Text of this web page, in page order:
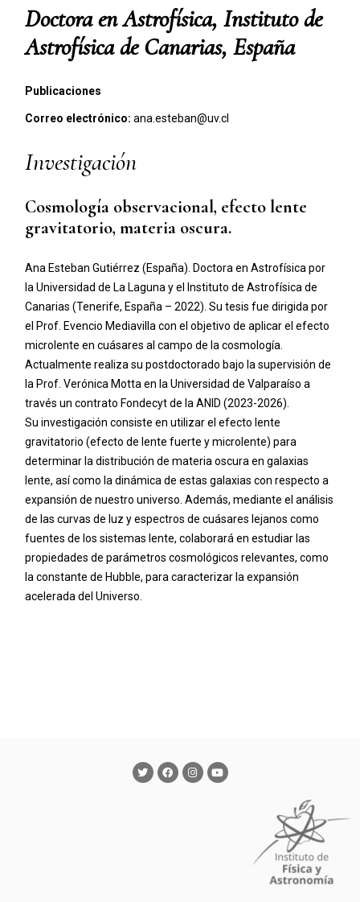
Doctora en Astrofísica, Instituto de
Astrofísica de Canarias, España
Publicaciones
Correo electrónico: ana.esteban@uv.cl
Investigación
Cosmología observacional, efecto lente
gravitatorio, materia oscura.
Ana Esteban Gutiérrez (España). Doctora en Astrofísica por
la Universidad de La Laguna y el Instituto de Astrofísica de
Canarias (Tenerife, España – 2022). Su tesis fue dirigida por
el Prof. Evencio Mediavilla con el objetivo de aplicar el efecto
microlente en cuásares al campo de la cosmología.
Actualmente realiza su postdoctorado bajo la supervisión de
la Prof. Verónica Motta en la Universidad de Valparaíso a
través un contrato Fondecyt de la ANID (2023-2026).
Su investigación consiste en utilizar el efecto lente
gravitatorio (efecto de lente fuerte y microlente) para
determinar la distribución de materia oscura en galaxias
lente, así como la dinámica de estas galaxias con respecto a
expansión de nuestro universo. Además, mediante el análisis
de las curvas de luz y espectros de cuásares lejanos como
fuentes de los sistemas lente, colaborará en estudiar las
propiedades de parámetros cosmológicos relevantes, como
la constante de Hubble, para caracterizar la expansión
acelerada del Universo.